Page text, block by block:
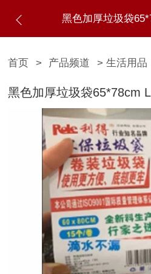
黑色加厚垃圾袋
首页 > 产品频道 > 生活用品
黑色加厚垃圾袋65*78cm